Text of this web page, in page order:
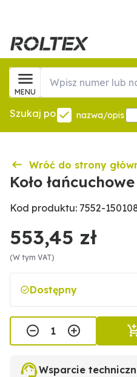
MENU
Szukaj po nazwa/opis
Wróć do strony
Koło
Kod produktu: 7552-
553,45 zł
(W tym VAT)
Dostępny
Wsparcie